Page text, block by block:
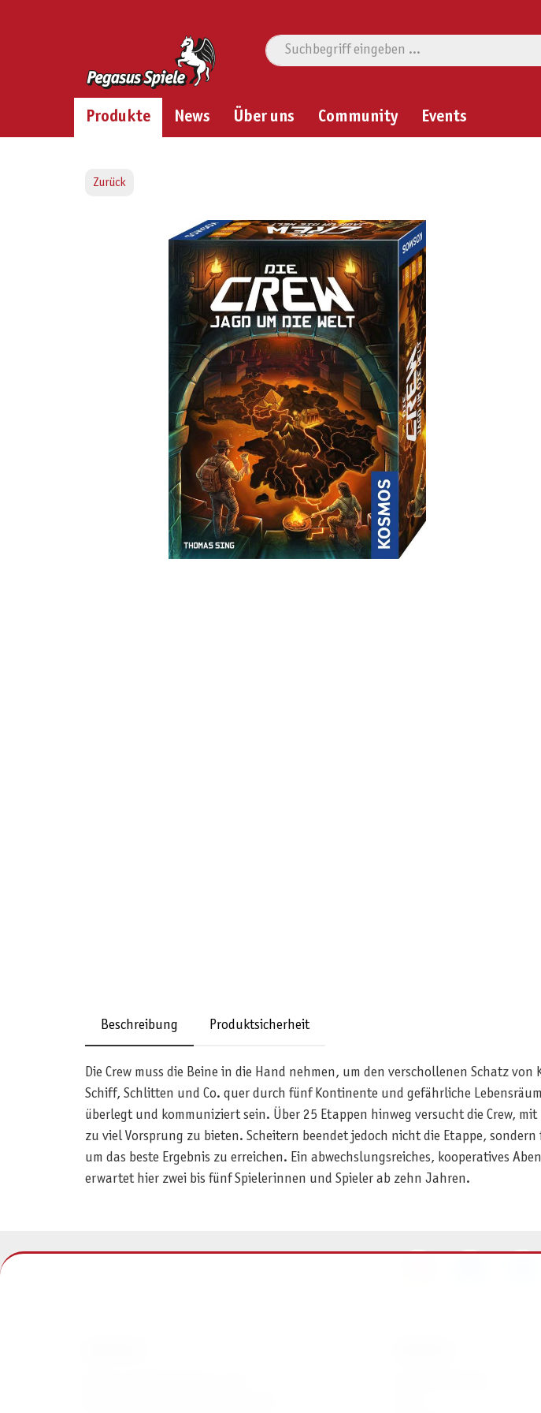
Produkte News Über uns Community Events
Zurück
Bildergalerie überspringen
Beschreibung Produktsicherheit
Die Crew muss die Beine in die Hand nehmen, um den verschollenen Schatz
Schiff, Schlitten und Co. quer durch fünf Kontinente und gefährliche
überlegt und kommuniziert sein. Über 25 Etappen hinweg versucht die Crew,
zu viel Vorsprung zu bieten. Scheitern beendet jedoch nicht die Etappe,
um das beste Ergebnis zu erreichen. Ein abwechslungsreiches, kooperatives
erwartet hier zwei bis fünf Spielerinnen und Spieler ab zehn Jahren.